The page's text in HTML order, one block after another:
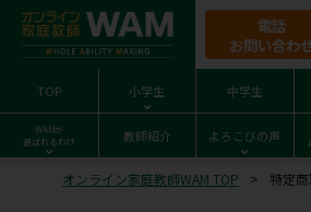
電話
お問い合わ
TOP 小学生 中学生
WAMが
選ばれるわけ
教師紹介 よろこびの声
オンライン家庭教師WAM TOP 特定